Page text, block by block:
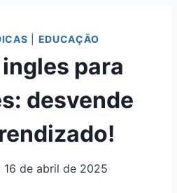
EDUCAÇÃO
para
desvende
16 de abril de 2025